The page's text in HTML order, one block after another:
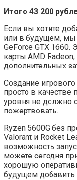
Итого 43 200
Если вы хотите
или в будущем, мы
GeForce GTX 1660.
карты AMD
дополнительных
Создание
просто в качестве
уровня не должно
пожертвовать.
Ryzen 5600G без
Valorant и Rocket
возможность
можете сегодня
хорошую
будущем добавить